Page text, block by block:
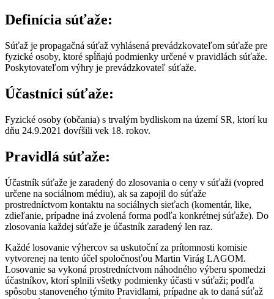
Definícia súťaže:
Súťaž je propagačná súťaž vyhlásená prevádzkovateľom súťaže pre
fyzické osoby, ktoré spĺňajú podmienky určené v pravidlách súťaže.
Poskytovateľom výhry je prevádzkovateľ súťaže.
Účastníci súťaže:
Fyzické osoby (občania) s trvalým bydliskom na území SR, ktorí ku
dňu 24.9.2021 dovŕšili vek 18. rokov.
Pravidlá súťaže:
Účastník súťaže je zaradený do zlosovania o ceny v súťaži (vopred
určene na sociálnom médiu), ak sa zapojil do súťaže
prostredníctvom kontaktu na sociálnych sieťach (komentár, like,
zdieľanie, prípadne iná zvolená forma podľa konkrétnej súťaže). Do
zlosovania každej súťaže je účastník zaradený len raz.
Každé losovanie výhercov sa uskutoční za prítomnosti komisie
vytvorenej na tento účel spoločnosťou Martin Virág LAGOM.
Losovanie sa vykoná prostredníctvom náhodného výberu spomedzi
účastníkov, ktorí splnili všetky podmienky účasti v súťaži; podľa
spôsobu stanoveného týmito Pravidlami, prípadne ak to daná súťaž